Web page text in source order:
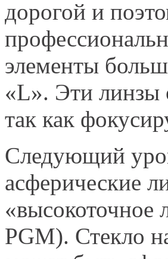
дорогой и
элементы
«L». Эти линзы
так как
Следующий
асферические
«высокоточное
PGM). Стекло